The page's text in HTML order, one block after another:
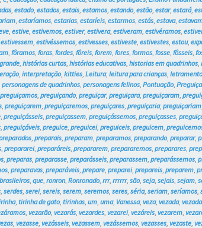
,estado,estados ,estais ,estamos ,estando,estão,estar,estará,
,estaríamos ,estarias ,estaríeis ,estarmos ,estás ,estava,
,estive ,estivemos ,estiver,estivera,estiveram ,estivéramos ,
,estivessem ,estivéssemos ,estivesses ,estiveste ,estivestes ,estou,
,fôramos ,foras ,fordes ,fôreis ,forem ,fores ,formos ,fosse ,fôsseis ,
grande ,histórias curtas ,histórias educativas ,historias em quadrinhos ,
,interpretação,kitties ,Leitura,leitura para crianças ,
personagens de quadrinhos ,personagens felinos ,Pontuação,Preguiça
,preguiçamos ,preguiçando,preguiçar,preguiçara,preguiçaram ,
,preguiçarem ,preguiçaremos ,preguiçares ,preguiçaria,preguiçariam
,preguiçásseis ,preguiçassem ,preguiçássemos ,preguiçasses ,
,preguiçáveis ,preguice ,preguicei,preguiceis ,preguicem ,
,preparais ,preparam ,preparamos ,preparando,preparar,
,prepararei,preparáreis ,prepararem ,prepararemos ,preparares ,
,preparas ,preparasse ,preparásseis ,preparassem ,preparássemos ,
,preparavas ,preparáveis ,prepare ,preparei,prepareis ,preparem ,
,que ,ronron ,Ronronado,rrr,rrrrrr,são,seja,sejais ,sejam ,
,serdes ,serei,sereis ,serem ,seremos ,seres ,séria,seriam ,seríamos ,
,tirinha de gato,tirinhas ,um ,uma, Vanessa,veza,vezada,
,vezarão,vezarás ,vezardes ,vezarei,vezáreis ,vezarem ,
,vezasse ,vezásseis ,vezassem ,vezássemos ,vezasses ,vezaste ,